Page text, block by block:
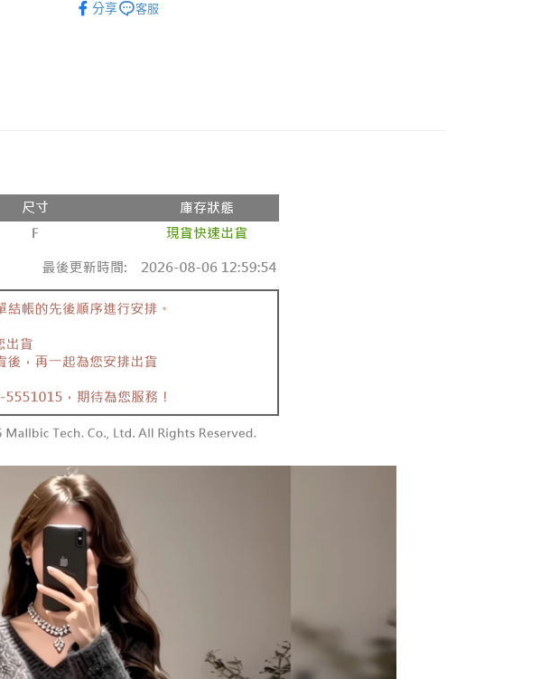
每筆NT$80，滿NT$800(含以上)免運費
每筆NT$90，滿NT$999(含以上)免運費
【宇迅國際】限一般住址，不支援智能櫃
分享 客服